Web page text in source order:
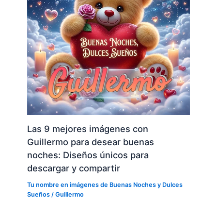
Las 9 mejores imágenes con
Guillermo para desear buenas
noches: Diseños únicos para
descargar y compartir
Tu nombre en imágenes de Buenas Noches y Dulces
Sueños /Guillermo